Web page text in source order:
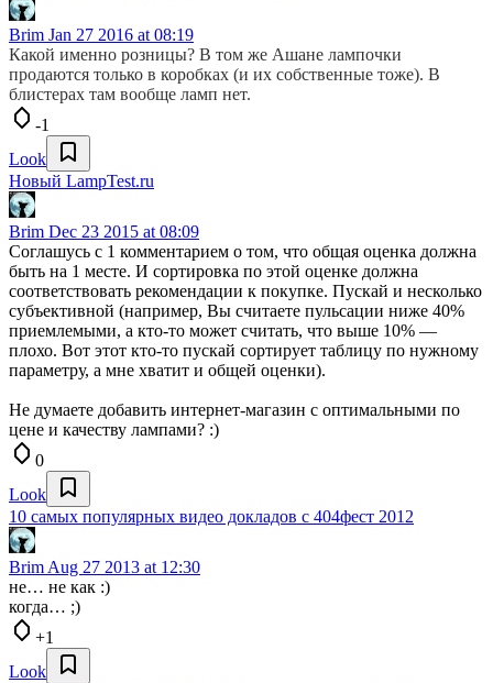
Brim Jan 27 2016 at 08:19
Какой именно розницы? В том же Ашане лампочки
продаются только в коробках (и их собственные тоже). В
блистерах там вообще ламп нет.
-1
Look
Новый LampTest.ru
Brim Dec 23 2015 at 08:09
Соглашусь с 1 комментарием о том, что общая оценка должна
быть на 1 месте. И сортировка по этой оценке должна
соответствовать рекомендации к покупке. Пускай и несколько
субъективной (например, Вы считаете пульсации ниже 40%
приемлемыми, а кто-то может считать, что выше 10% —
плохо. Вот этот кто-то пускай сортирует таблицу по нужному
параметру, а мне хватит и общей оценки).
Не думаете добавить интернет-магазин с оптимальными по
цене и качеству лампами? :)
0
Look
10 самых популярных видео докладов с 404фест 2012
Brim Aug 27 2013 at 12:30
не… не как :)
когда… ;)
+1
Look